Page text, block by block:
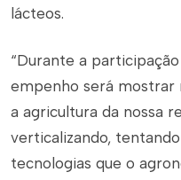
lácteos.
“Durante a
empenho será mostrar
a agricultura da nossa
verticalizando,
tecnologias que o